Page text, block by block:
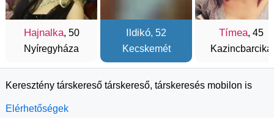
Hajnalka, 50
Nyíregyháza
Ildikó, 52
Kecskemét
Tímea, 45
Kazincbarcika
Keresztény társkereső társkereső, társkeresés mobilon is
Elérhetőségek